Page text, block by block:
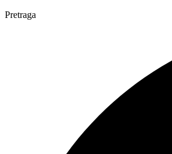
Pretraga